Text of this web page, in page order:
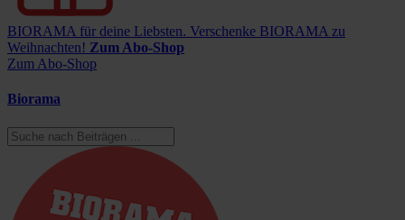
BIORAMA für deine Liebsten. Verschenke BIORAMA zu
Weihnachten! Zum Abo-Shop
Zum Abo-Shop
Biorama